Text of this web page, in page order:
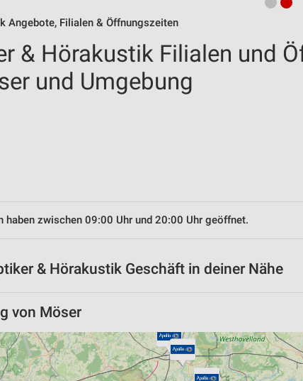
Angebote, Filialen & Öffnungszeiten
& Hörakustik Filialen und
und Umgebung
haben zwischen 09:00 Uhr und 20:00 Uhr geöffnet.
& Hörakustik Geschäft in deiner Nähe
von Möser